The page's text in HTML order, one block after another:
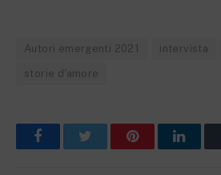
Autori emergenti 2021 intervista
storie d'amore
FacebookTwitter Pinterest